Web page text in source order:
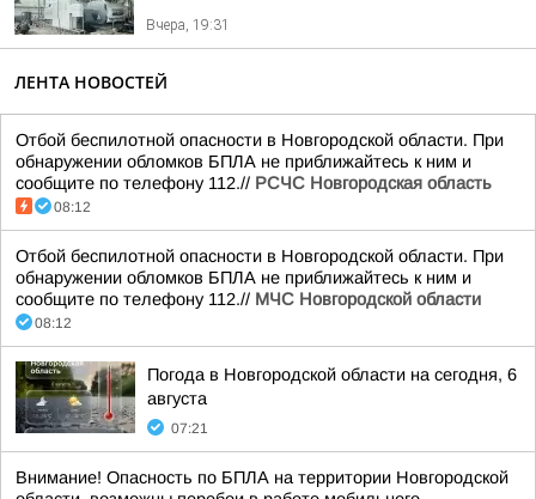
Вчера, 19:31
ЛЕНТА НОВОСТЕЙ
Отбой беспилотной опасности в Новгородской области. При
обнаружении обломков БПЛА не приближайтесь к ним и
сообщите по телефону 112.// РСЧС Новгородская область
08:12
Отбой беспилотной опасности в Новгородской области. При
обнаружении обломков БПЛА не приближайтесь к ним и
сообщите по телефону 112.// МЧС Новгородской области
08:12
Погода в Новгородской области на сегодня, 6
августа
07:21
Внимание! Опасность по БПЛА на территории Новгородской